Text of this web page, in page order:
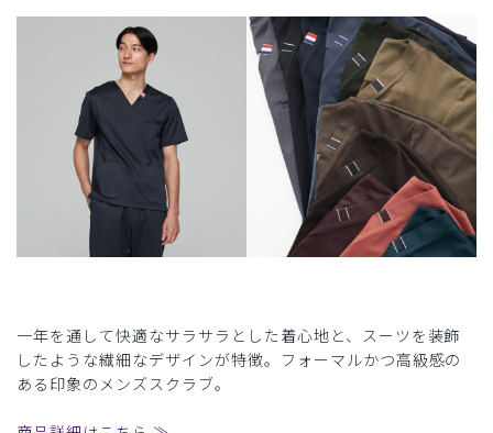
一年を通して快適なサラサラとした着心地と、スーツを装飾
したような繊細なデザインが特徴。フォーマルかつ高級感の
ある印象のメンズスクラブ。